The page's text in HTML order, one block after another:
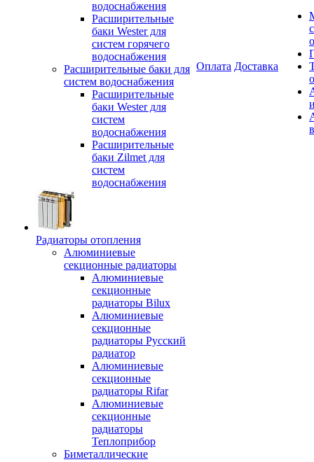
водоснабжения
Расширительные
баки Wester для
систем горячего
водоснабжения
Расширительные баки для
систем водоснабжения
Расширительные
баки Wester для
систем
водоснабжения
Расширительные
баки Zilmet для
систем
водоснабжения
Радиаторы отопления
Алюминиевые
секционные радиаторы
Алюминиевые
секционные
радиаторы Bilux
Алюминиевые
секционные
радиаторы Русский
радиатор
Алюминиевые
секционные
радиаторы Rifar
Алюминиевые
секционные
радиаторы
Теплоприбор
Биметаллические
Оплата Доставка